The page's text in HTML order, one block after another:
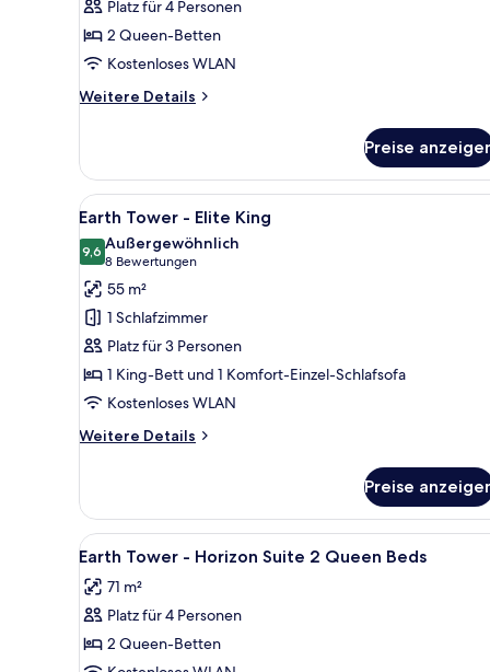
Room
2
Queen
Beds
Platz für 4 Personen
2 Queen-Betten
Kostenloses WLAN
Weitere Details
Weitere
Tower-
Deluxe
Room
Queen
Beds
Accessible
Preise
Alle
Fotos
für
Earth
Tower
-
Elite
King
anzeigen
Ein Hotelzimmer mit einem
3
Earth Tower - Elite King
9,69,6 von 10
Außergewöhnlich
8 Bewertungen
(8
Bewertungen)
55 m²
1 Schlafzimmer
Platz für 3 Personen
1 King-Bett und 1 Komfort-Einzel-Schlafsofa
Kostenloses WLAN
Weitere Details
Weitere
Tower
Elite
Preise
Alle
Fotos
für
Earth
Tower
Ein modernes Hotelzimmer
5
Earth Tower - Horizon Suite 2 Queen Beds
71 m²
Platz für 4 Personen
2 Queen-Betten